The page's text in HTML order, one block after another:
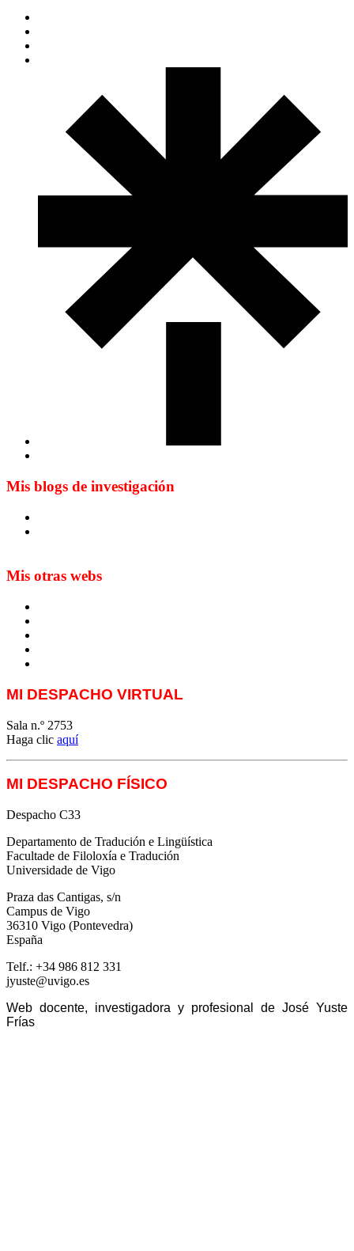
Mis blogs de investigación
Mis otras webs
MI DESPACHO VIRTUAL
Sala n.º 2753
Haga clic aquí
MI DESPACHO FÍSICO
Despacho C33
Departamento de Tradución e Lingüística
Facultade de Filoloxía e Tradución
Universidade de Vigo
Praza das Cantigas, s/n
Campus de Vigo
36310 Vigo (Pontevedra)
España
Telf.: +34 986 812 331
jyuste@uvigo.es
Web docente, investigadora y profesional de José Yuste
Frías